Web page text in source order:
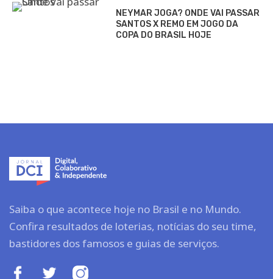
NEYMAR JOGA? ONDE VAI PASSAR
SANTOS X REMO EM JOGO DA
COPA DO BRASIL HOJE
Saiba o que acontece hoje no Brasil e no Mundo.
Confira resultados de loterias, notícias do seu time,
bastidores dos famosos e guias de serviços.